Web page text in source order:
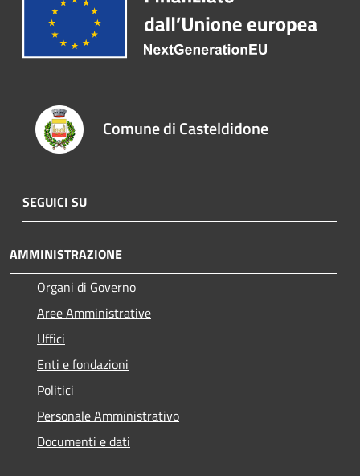
Comune di Casteldidone
SEGUICI SU
AMMINISTRAZIONE
Organi di Governo
Aree Amministrative
Uffici
Enti e fondazioni
Politici
Personale Amministrativo
Documenti e dati